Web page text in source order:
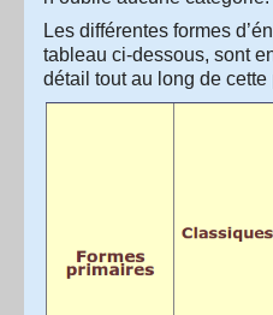
Les différentes formes
tableau ci-dessous, sont
détail tout au long de cette